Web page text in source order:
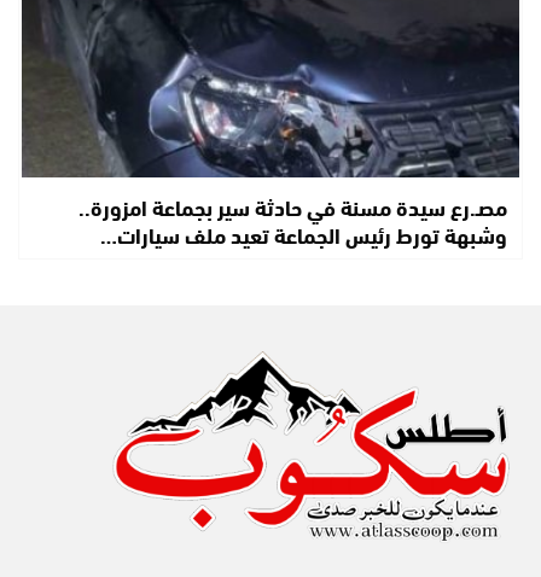
مصـ.رع سيدة مسنة في حادثة سير بجماعة امزورة..
وشبهة تورط رئيس الجماعة تعيد ملف سيارات…